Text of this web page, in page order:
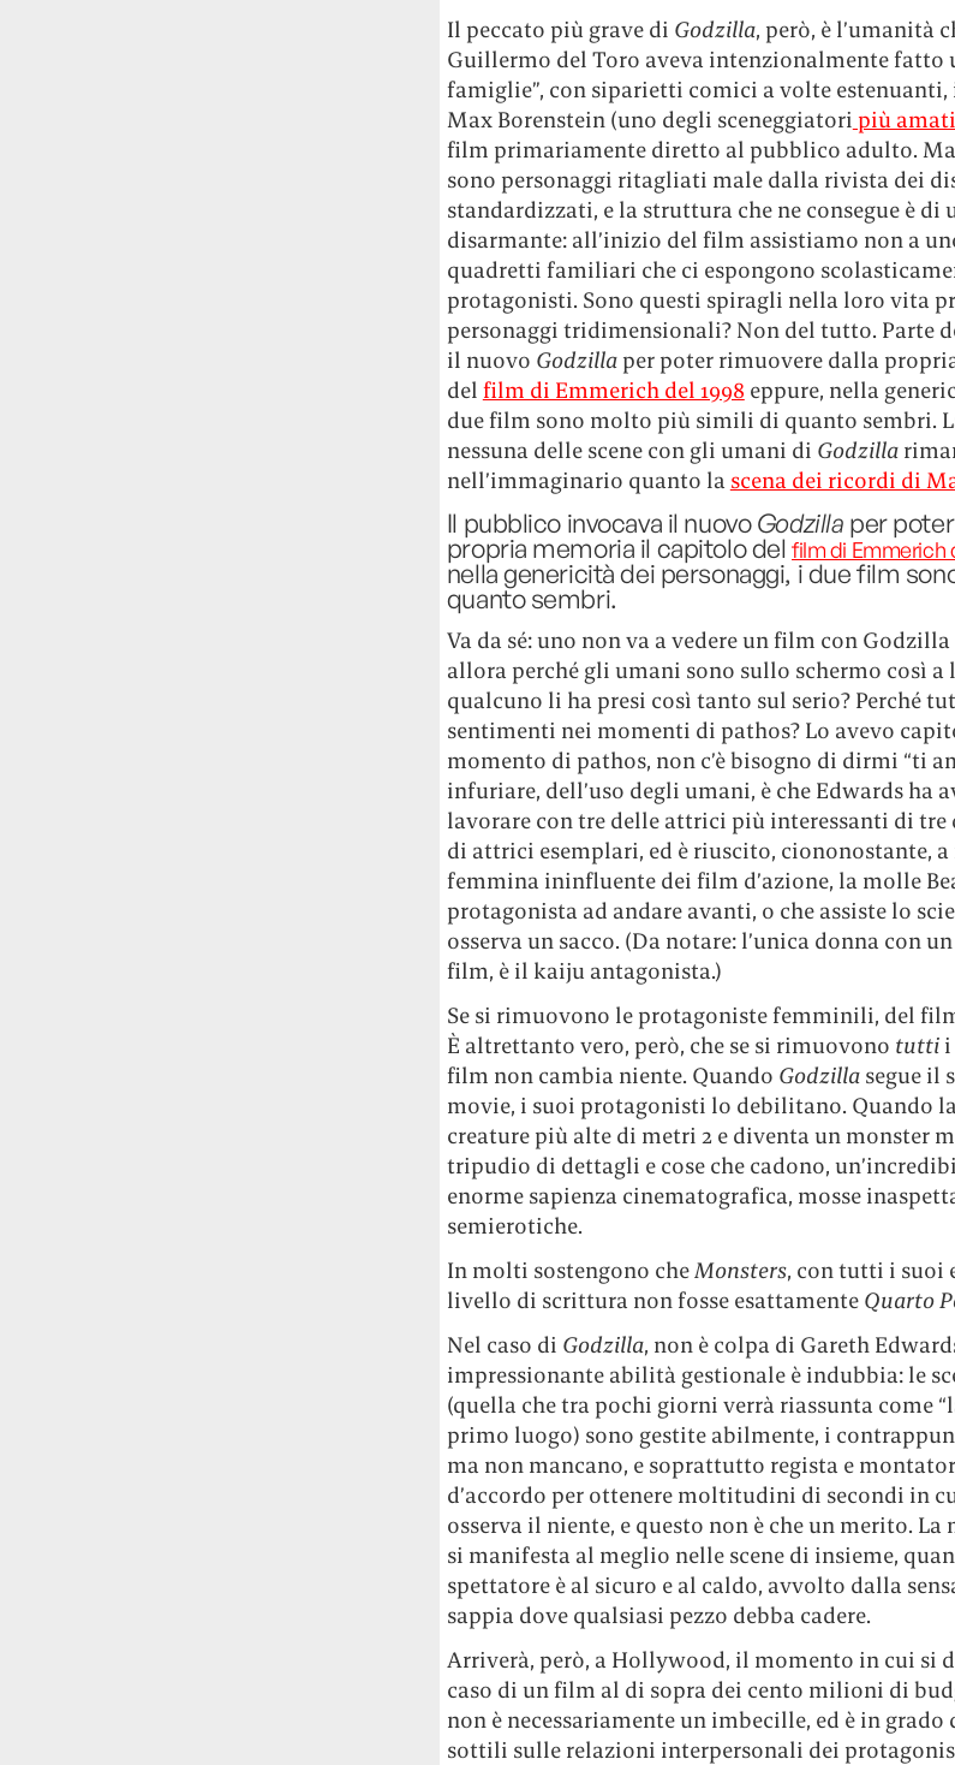
Il peccato più grave di Godzilla, però, è l’umanità
Guillermo del Toro aveva intenzionalmente fatto
famiglie”, con siparietti comici a volte estenuanti,
Max Borenstein (uno degli sceneggiatori più
film primariamente diretto al pubblico adulto.
sono personaggi ritagliati male dalla rivista dei
standardizzati, e la struttura che ne consegue è di
disarmante: all’inizio del film assistiamo non a
quadretti familiari che ci espongono
protagonisti. Sono questi spiragli nella loro vita
personaggi tridimensionali? Non del tutto. Parte
il nuovo Godzillaper poter rimuovere dalla
del film di Emmerich del 1998 eppure, nella
due film sono molto più simili di quanto sembri.
nessuna delle scene con gli umani di Godzilla
nell’immaginario quanto la scena dei ricordi di
Il pubblico invocava il nuovoGodzilla per
propria memoria il capitolo delfilm di Emmerich
nella genericità dei personaggi, i due film
quanto sembri.
Va da sé: uno non va a vedere un film con
allora perché gli umani sono sullo schermo così a
qualcuno li ha presi così tanto sul serio? Perché
sentimenti nei momenti di pathos? Lo avevo
momento di pathos, non c’è bisogno di dirmi “ti
infuriare, dell’uso degli umani, è che Edwards ha
lavorare con tre delle attrici più interessanti di tre
di attrici esemplari, ed è riuscito, ciononostante,
femmina ininfluente dei film d’azione, la molle
protagonista ad andare avanti, o che assiste lo
osserva un sacco. (Da notare: l’unica donna con
film, è il kaiju antagonista.)
Se si rimuovono le protagoniste femminili, del
È altrettanto vero, però, che se si rimuovono tuttii
film non cambia niente. Quando Godzillasegue il
movie, i suoi protagonisti lo debilitano. Quando
creature più alte di metri 2 e diventa un monster
tripudio di dettagli e cose che cadono,
enorme sapienza cinematografica, mosse
semierotiche.
In molti sostengono cheMonsters, con tutti i suoi
livello di scrittura non fosse esattamente Quarto
Nel caso di Godzilla, non è colpa di Gareth
impressionante abilità gestionale è indubbia: le
(quella che tra pochi giorni verrà riassunta come
primo luogo) sono gestite abilmente, i
ma non mancano, e soprattutto regista e
d’accordo per ottenere moltitudini di secondi in
osserva il niente, e questo non è che un merito.
si manifesta al meglio nelle scene di insieme,
spettatore è al sicuro e al caldo, avvolto dalla
sappia dove qualsiasi pezzo debba cadere.
Arriverà, però, a Hollywood, il momento in cui si
caso di un film al di sopra dei cento milioni di
non è necessariamente un imbecille, ed è in grado
sottili sulle relazioni interpersonali dei